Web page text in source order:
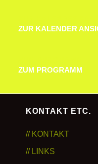
ZUR KALENDER
ZUM PROGRAMM
KONTAKT ETC.
// KONTAKT
// LINKS